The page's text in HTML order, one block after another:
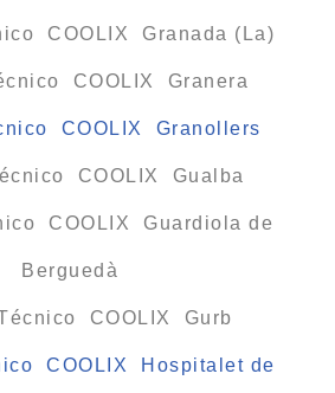
COOLIX Granada (La)
COOLIX Granera
COOLIX Granollers
COOLIX Gualba
COOLIX Guardiola de
Berguedà
COOLIX Gurb
COOLIX Hospitalet de